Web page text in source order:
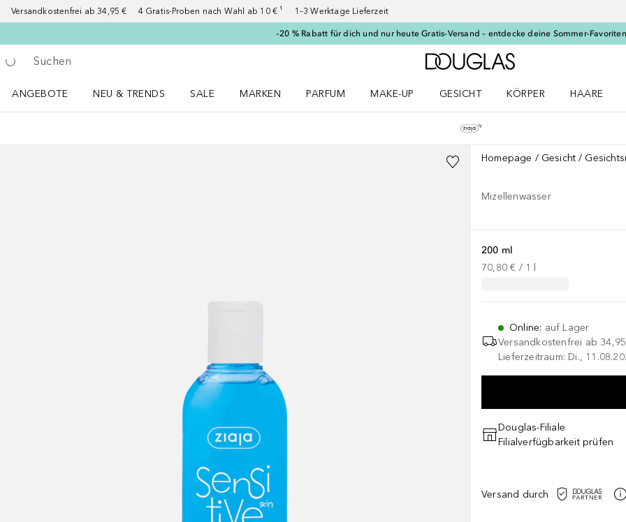
Versandkostenfrei ab 34,95 € 4 Gratis-Proben nach Wahl ab 10 € ¹ 1–3 Werktage Lieferzeit
–20 % Rabatt für dich und nur heute Gratis-Versand – entdecke deine Sommer-
Gehe zurück
Suche ausführen
Zur Douglas Startseite
ANGEBOTE
NEU & TRENDS
SALE
MARKEN
PARFUM
MAKE-UP
GESICHT
KÖRPER
HAARE
Homepage Gesicht
Mizellenwasser
200 ml
70,80 € / 1
Online: auf Lager
Versandkostenfrei ab
Lieferzeitraum: Di.,
Douglas-Filiale
Filialverfügbarkeit prüfen
Versand durch